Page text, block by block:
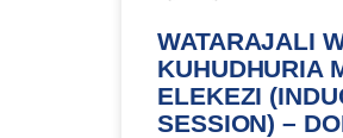
WATARAJALI
KUHUDHURIA
ELEKEZI
SESSION) –